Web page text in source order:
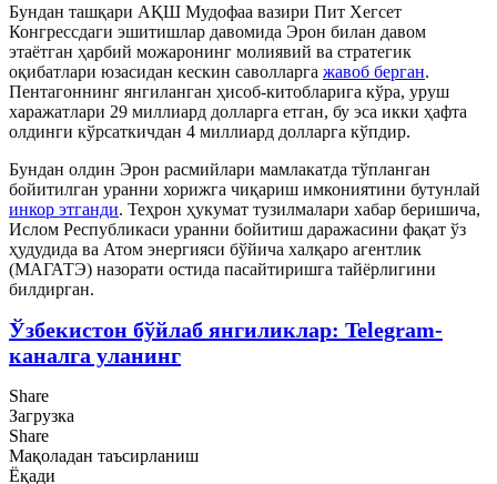
Бундан ташқари АҚШ Мудофаа вазири Пит Хегсет
Конгрессдаги эшитишлар давомида Эрон билан давом
этаётган ҳарбий можаронинг молиявий ва стратегик
оқибатлари юзасидан кескин саволларга жавоб берган.
Пентагоннинг янгиланган ҳисоб-китобларига кўра, уруш
харажатлари 29 миллиард долларга етган, бу эса икки ҳафта
олдинги кўрсаткичдан 4 миллиард долларга кўпдир.
Бундан олдин Эрон расмийлари мамлакатда тўпланган
бойитилган уранни хорижга чиқариш имкониятини бутунлай
инкор этганди. Теҳрон ҳукумат тузилмалари хабар беришича,
Ислом Республикаси уранни бойитиш даражасини фақат ўз
ҳудудида ва Атом энергияси бўйича халқаро агентлик
(МАГАТЭ) назорати остида пасайтиришга тайёрлигини
билдирган.
Ўзбекистон бўйлаб янгиликлар: Telegram-
каналга уланинг
Share
Загрузка
Share
Мақоладан таъсирланиш
Ёқади